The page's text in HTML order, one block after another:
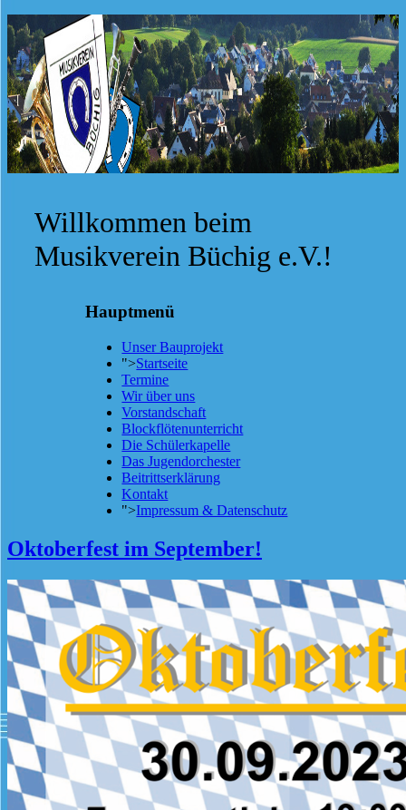
Willkommen beim
Musikverein Büchig e.V.!
Hauptmenü
Unser Bauprojekt
">Startseite
Termine
Wir über uns
Vorstandschaft
Blockflötenunterricht
Die Schülerkapelle
Das Jugendorchester
Beitrittserklärung
Kontakt
">Impressum & Datenschutz
Oktoberfest im September!